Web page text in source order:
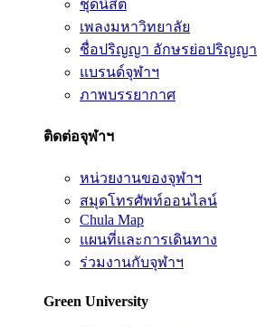
ชุดนิสิต
เพลงมหาวิทยาลัย
ชื่อปริญญา อักษรย่อปริญญา
แบรนด์จุฬาฯ
ภาพบรรยากาศ
ติดต่อจุฬาฯ
หน่วยงานของจุฬาฯ
สมุดโทรศัพท์ออนไลน์
Chula Map
แผนที่และการเดินทาง
ร่วมงานกับจุฬาฯ
Green University